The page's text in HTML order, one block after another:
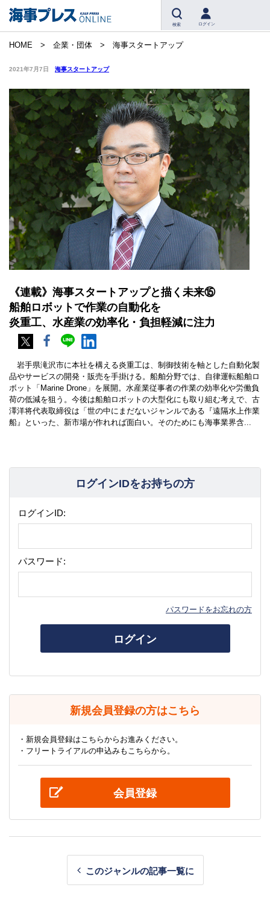
検索 ログイン
HOME 企業・団体 海事スタートアップ
2021年7月7日 海事スタートアップ
《連載》海事スタートアップと描く未来⑮
船舶ロボットで作業の自動化を
炎重工、水産業の効率化・負担軽減に注力
岩手県滝沢市に本社を構える炎重工は、制御技術を軸とした自動化製
品やサービスの開発・販売を手掛ける。船舶分野では、自律運転船舶ロ
ボット「Marine Drone」を展開。水産業従事者の作業の効率化や労働負
荷の低減を狙う。今後は船舶ロボットの大型化にも取り組む考えで、古
澤洋将代表取締役は「世の中にまだないジャンルである『遠隔水上作業
船』といった、新市場が作れれば面白い。そのためにも海事業界含...
ログインIDをお持ちの方
ログインID:
パスワード:
パスワードをお忘れの方
ログイン
新規会員登録の方はこちら
・新規会員登録はこちらからお進みください。
・フリートライアルの申込みもこちらから。
会員登録
このジャンルの記事一覧に